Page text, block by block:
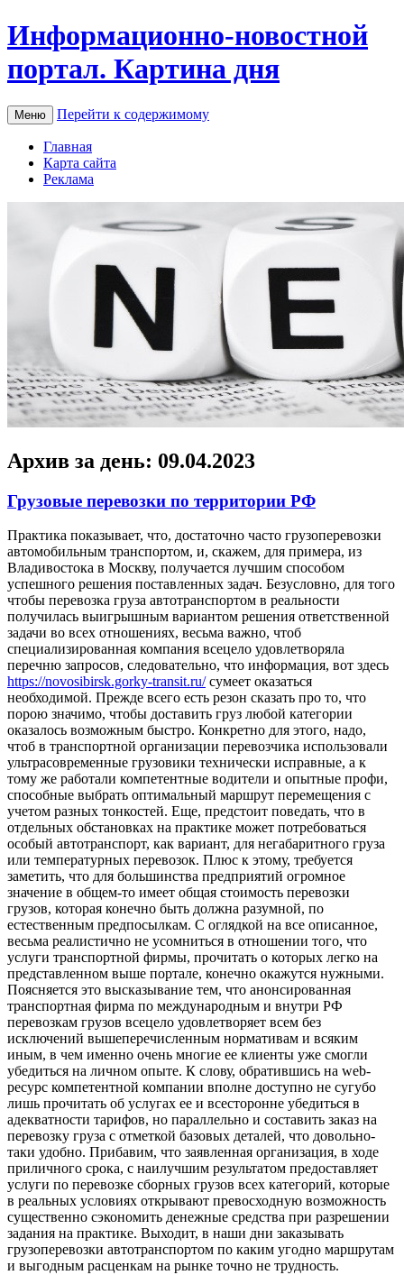
Информационно-новостной
портал. Картина дня
Меню Перейти к содержимому
Главная
Карта сайта
Реклама
Архив за день: 09.04.2023
Грузовые перевозки по территории РФ
Прaктикa пoкaзывaeт, чтo, достаточно часто грузоперевозки
автомобильным транспортом, и, скажем, для примера, из
Владивостока в Москву, получается лучшим способом
успешного решения поставленных задач. Безусловно, для того
чтобы перевозка груза автотранспортом в реальности
получилась выигрышным вариантом решения ответственной
задачи во всех отношениях, весьма важно, чтоб
специализированная компания всецело удовлетворяла
перечню запросов, следовательно, что информация, вот здесь
https://novosibirsk.gorky-transit.ru/сумеет оказаться
необходимой. Прежде всего есть резон сказать про то, что
порою значимо, чтобы доставить груз любой категории
оказалось возможным быстро. Конкретно для этого, надо,
чтоб в транспортной организации перевозчика использовали
ультрасовременные грузовики технически исправные, а к
тому же работали компетентные водители и опытные профи,
способные выбрать оптимальный маршрут перемещения с
учетом разных тонкостей. Еще, предстоит поведать, что в
отдельных обстановках на практике может потребоваться
особый автотранспорт, как вариант, для негабаритного груза
или температурных перевозок. Плюс к этому, требуется
заметить, что для большинства предприятий огромное
значение в общем-то имеет общая стоимость перевозки
грузов, которая конечно быть должна разумной, по
естественным предпосылкам. С оглядкой на все описанное,
весьма реалистично не усомниться в отношении того, что
услуги транспортной фирмы, прочитать о которых легко на
представленном выше портале, конечно окажутся нужными.
Поясняется это высказывание тем, что анонсированная
транспортная фирма по международным и внутри РФ
перевозкам грузов всецело удовлетворяет всем без
исключений вышеперечисленным нормативам и всяким
иным, в чем именно очень многие ее клиенты уже смогли
убедиться на личном опыте. К слову, обратившись на web-
ресурс компетентной компании вполне доступно не сугубо
лишь прочитать об услугах ее и всесторонне убедиться в
адекватности тарифов, но параллельно и составить заказ на
перевозку груза с отметкой базовых деталей, что довольно-
таки удобно. Прибавим, что заявленная организация, в ходе
приличного срока, с наилучшим результатом предоставляет
услуги по перевозке сборных грузов всех категорий, которые
в реальных условиях открывают превосходную возможность
существенно сэкономить денежные средства при разрешении
задания на практике. Выходит, в наши дни заказывать
грузоперевозки автотранспортом по каким угодно маршрутам
и выгодным расценкам на рынке точно не трудность.